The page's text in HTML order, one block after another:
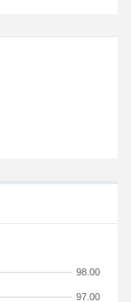
97.00
98.00